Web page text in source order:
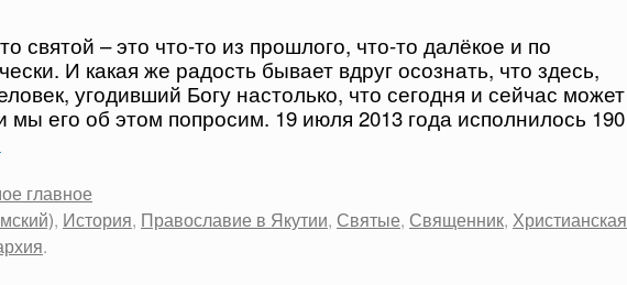
святой – это что-то из прошлого, что-то далёкое и по
И какая же радость бывает вдруг осознать, что здесь,
угодивший Богу настолько, что сегодня и сейчас может
мы его об этом попросим. 19 июля 2013 года исполнилось 190
главное
, История, Православие в Якутии, Святые, Священник, Христианская
.